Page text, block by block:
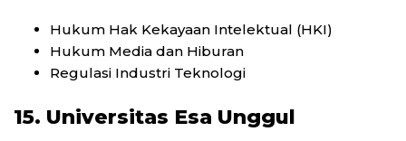
Hukum Hak Kekayaan Intelektual (HKI)
Hukum Media dan Hiburan
Regulasi Industri Teknologi
15. Universitas Esa Unggul